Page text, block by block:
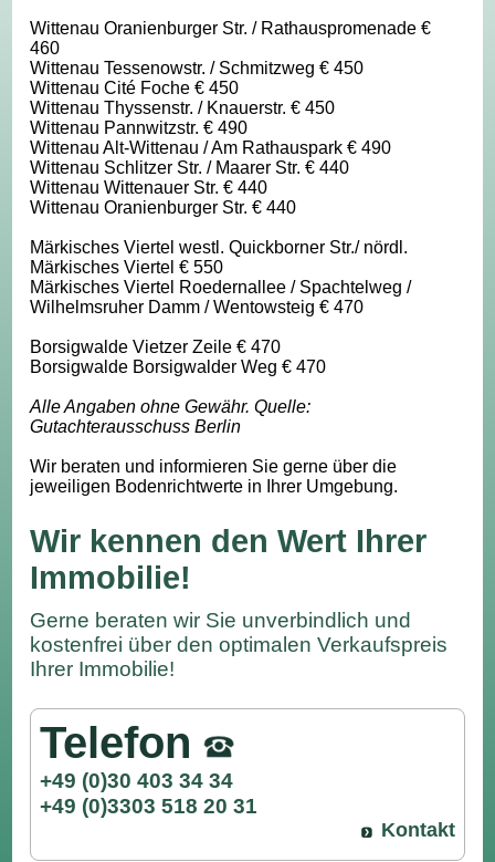
Wittenau Oranienburger Str. / Rathauspromenade €
460
Wittenau Tessenowstr. / Schmitzweg € 450
Wittenau Cité Foche € 450
Wittenau Thyssenstr. / Knauerstr. € 450
Wittenau Pannwitzstr. € 490
Wittenau Alt-Wittenau / Am Rathauspark € 490
Wittenau Schlitzer Str. / Maarer Str. € 440
Wittenau Wittenauer Str. € 440
Wittenau Oranienburger Str. € 440
Märkisches Viertel westl. Quickborner Str./ nördl.
Märkisches Viertel € 550
Märkisches Viertel Roedernallee / Spachtelweg /
Wilhelmsruher Damm / Wentowsteig € 470
Borsigwalde Vietzer Zeile € 470
Borsigwalde Borsigwalder Weg € 470
Alle Angaben ohne Gewähr. Quelle:
Gutachterausschuss Berlin
Wir beraten und informieren Sie gerne über die
jeweiligen Bodenrichtwerte in Ihrer Umgebung.
Wir kennen den Wert Ihrer
Immobilie!
Gerne beraten wir Sie unverbindlich und
kostenfrei über den optimalen Verkaufspreis
Ihrer Immobilie!
Telefon
+49 (0)30 403 34 34
+49 (0)3303 518 20 31
Kontakt